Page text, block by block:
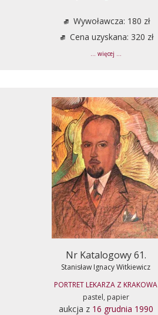
Wywoławcza: 180 zł
Cena uzyskana: 320 zł
... więcej ...
Nr Katalogowy 61.
Stanisław Ignacy Witkiewicz
PORTRET LEKARZA Z KRAKOWA
pastel, papier
aukcja z 16 grudnia 1990